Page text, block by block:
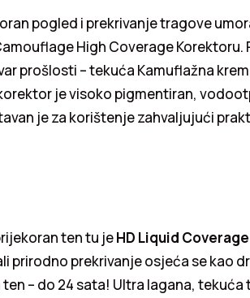
pogled i prekrivanje tragove
High Coverage
prošlosti – tekuća Kamuflažna
je visoko pigmentiran,
je za korištenje zahvaljujući
ten tu jeHD Liquid
prirodno prekrivanje osjeća se kao
ten – do 24 sata! Ultra lagana,